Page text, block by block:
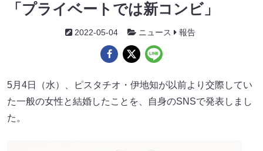
「プライベートでは新コンビ」
2022-05-04 ニュース 報告
5月4日（水）、ピスタチオ・伊地知が以前より交際してい
た一般の女性と結婚したことを、自身のSNSで発表しまし
た。